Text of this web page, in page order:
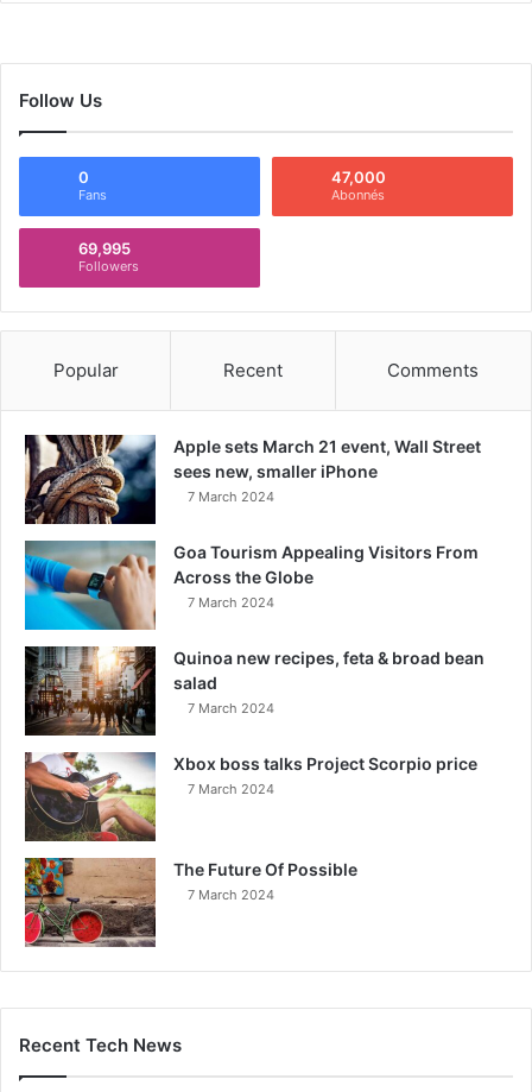
Follow Us
0
Fans
47,000
Abonnés
69,995
Followers
Popular Recent Comments
Apple sets March 21 event, Wall Street
sees new, smaller iPhone
7 March 2024
Goa Tourism Appealing Visitors From
Across the Globe
7 March 2024
Quinoa new recipes, feta & broad bean
salad
7 March 2024
Xbox boss talks Project Scorpio price
7 March 2024
The Future Of Possible
7 March 2024
Recent Tech News